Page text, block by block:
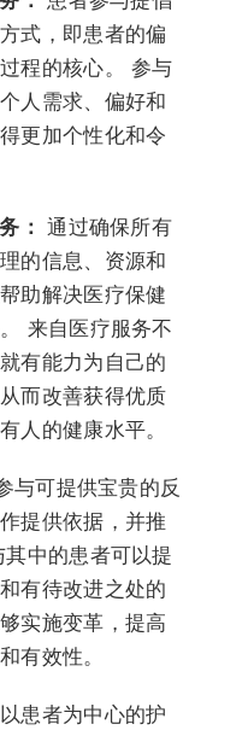
式，即患者的偏
程的核心。 参与
人需求、偏好和
更加个性化和令
： 通过确保所有
的信息、资源和
助解决医疗保健
来自医疗服务不
有能力为自己的
而改善获得优质
人的健康水平。
与可提供宝贵的反
提供依据，并推
中的患者可以提
有待改进之处的
实施变革，提高
有效性。
患者为中心的护